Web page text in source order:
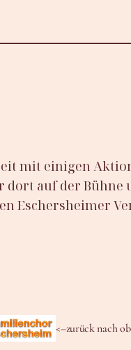
mit einigen
auf der
<–zurück nach